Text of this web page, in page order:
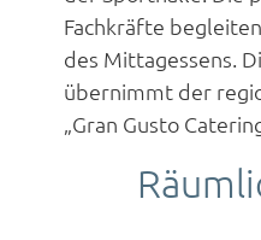
Fachkräfte
des Mittagessens.
übernimmt der
„Gran Gusto